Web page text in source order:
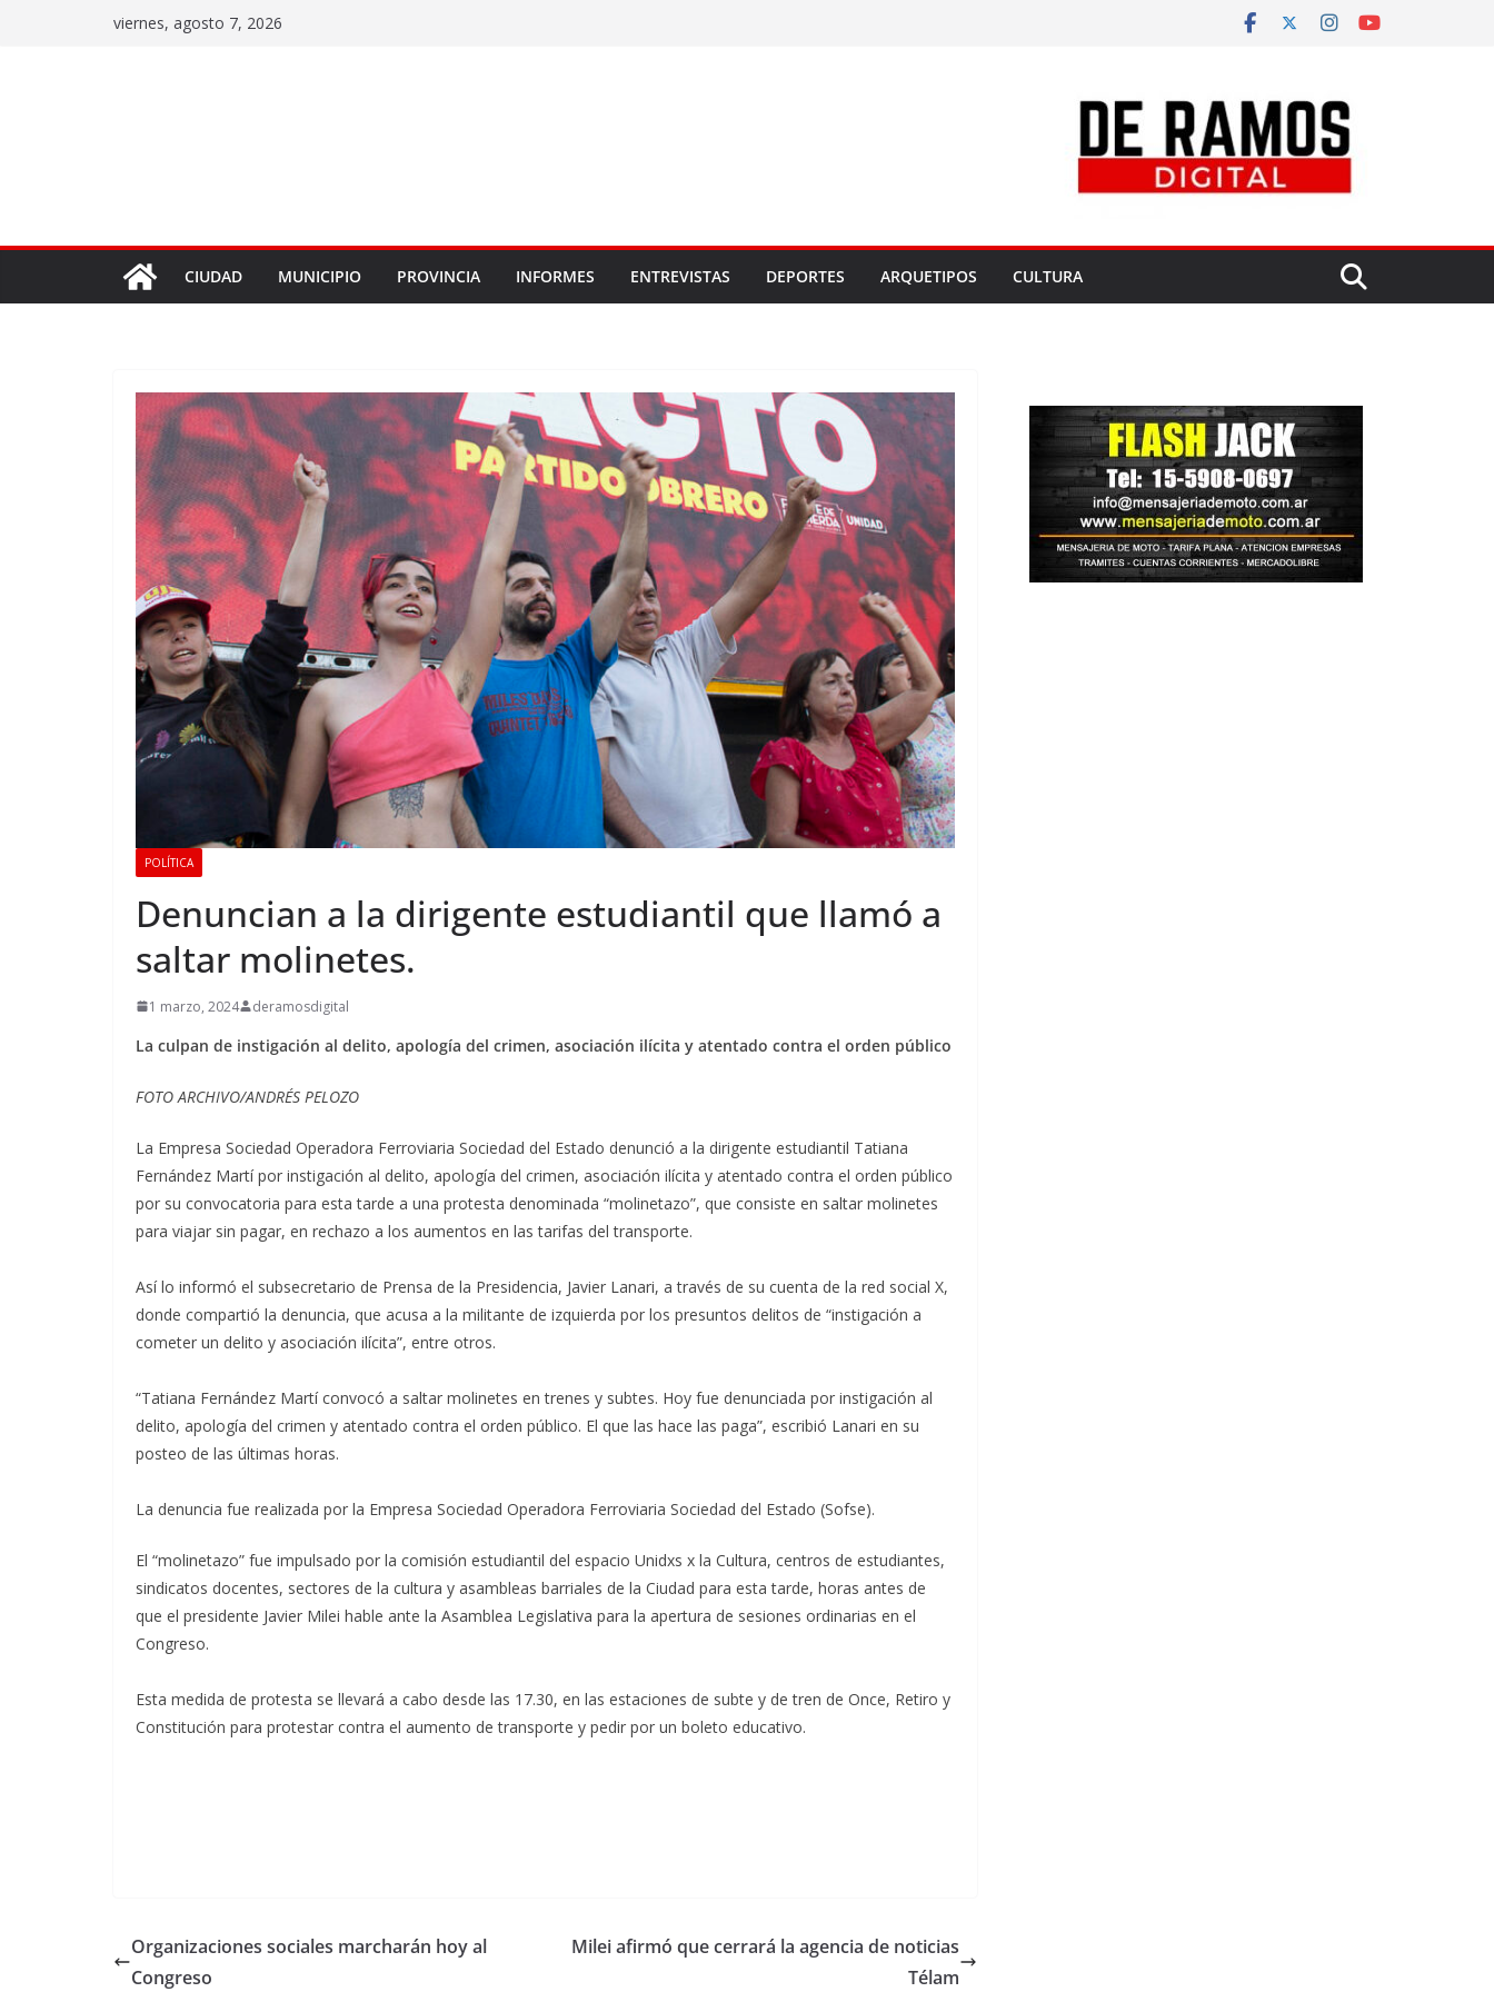
viernes, agosto 7, 2026
CIUDAD MUNICIPIO PROVINCIA INFORMES ENTREVISTAS DEPORTES ARQUETIPOS CULTURA
POLÍTICA
Denuncian a la dirigente estudiantil que llamó a
saltar molinetes.
1 marzo, 2024 deramosdigital
La culpan de instigación al delito, apología del crimen, asociación ilícita y atentado contra el orden público
FOTO ARCHIVO/ANDRÉS PELOZO
La Empresa Sociedad Operadora Ferroviaria Sociedad del Estado denunció a la dirigente estudiantil Tatiana
Fernández Martí por instigación al delito, apología del crimen, asociación ilícita y atentado contra el orden público
por su convocatoria para esta tarde a una protesta denominada “molinetazo”, que consiste en saltar molinetes
para viajar sin pagar, en rechazo a los aumentos en las tarifas del transporte.
Así lo informó el subsecretario de Prensa de la Presidencia, Javier Lanari, a través de su cuenta de la red social X,
donde compartió la denuncia, que acusa a la militante de izquierda por los presuntos delitos de “instigación a
cometer un delito y asociación ilícita”, entre otros.
“Tatiana Fernández Martí convocó a saltar molinetes en trenes y subtes. Hoy fue denunciada por instigación al
delito, apología del crimen y atentado contra el orden público. El que las hace las paga”, escribió Lanari en su
posteo de las últimas horas.
La denuncia fue realizada por la Empresa Sociedad Operadora Ferroviaria Sociedad del Estado (Sofse).
El “molinetazo” fue impulsado por la comisión estudiantil del espacio Unidxs x la Cultura, centros de estudiantes,
sindicatos docentes, sectores de la cultura y asambleas barriales de la Ciudad para esta tarde, horas antes de
que el presidente Javier Milei hable ante la Asamblea Legislativa para la apertura de sesiones ordinarias en el
Congreso.
Esta medida de protesta se llevará a cabo desde las 17.30, en las estaciones de subte y de tren de Once, Retiro y
Constitución para protestar contra el aumento de transporte y pedir por un boleto educativo.
Organizaciones sociales marcharán hoy al
Congreso
Milei afirmó que cerrará la agencia de noticias
Télam